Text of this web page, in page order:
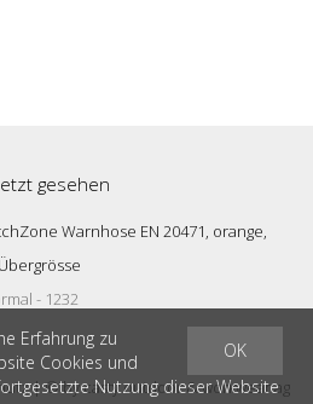
gesehen
Warnhose EN 20471, orange,
- 1232
| © bycasty outdoor & workwear ag
OK
Erfahrung zu
Cookies und
Nutzung dieser Website